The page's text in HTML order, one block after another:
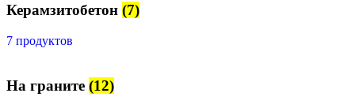
Керамзитобетон (7)
7 продуктов
На граните (12)